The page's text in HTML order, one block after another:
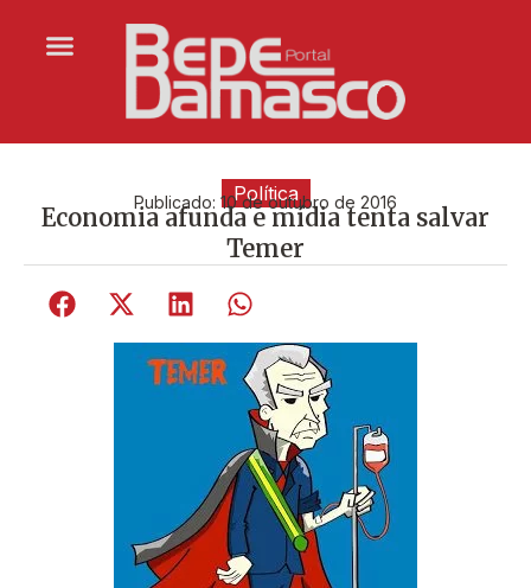
Política
Publicado: 10 de outubro de 2016
Economia afunda e mídia tenta salvar
Temer